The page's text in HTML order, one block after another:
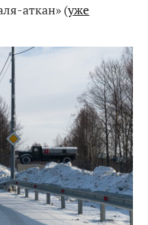
аткан» (уже